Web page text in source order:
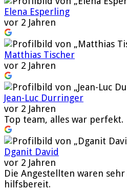
Elena Esperling
vor 2 Jahren
Matthias Tischer
vor 2 Jahren
Jean-Luc Durringer
vor 2 Jahren
Top team, alles war perfekt.
Dganit David
vor 2 Jahren
Die Angestellten waren
hilfsbereit.